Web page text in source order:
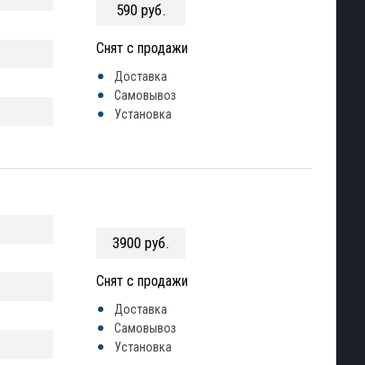
590 руб.
Снят с продажи
Доставка
Самовывоз
Установка
3900 руб.
Снят с продажи
Доставка
Самовывоз
Установка